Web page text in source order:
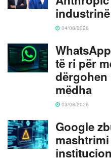
04/08/2026
të ri për
dërgohen
mëdha
03/08/2026
Google